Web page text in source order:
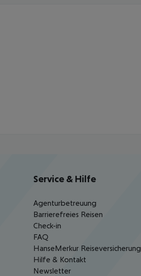
Service & Hilfe
Agenturbetreuung
Barrierefreies Reisen
Check-in
FAQ
HanseMerkur Reiseversicherung
Hilfe & Kontakt
Newsletter